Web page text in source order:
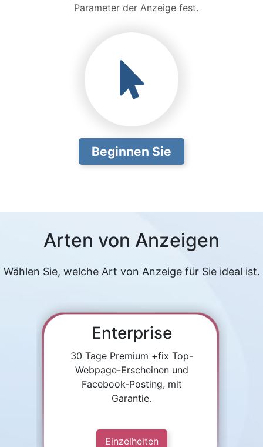
Parameter der Anzeige fest.
Beginnen Sie
Arten von Anzeigen
Wählen Sie, welche Art von Anzeige für Sie ideal ist.
Enterprise
30 Tage Premium +fix Top-
Webpage-Erscheinen und
Facebook-Posting, mit
Garantie.
Einzelheiten